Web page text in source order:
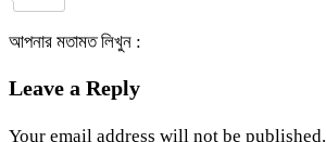
আপনার মতামত লিখুন :
Leave a Reply
Your email address will not be published.